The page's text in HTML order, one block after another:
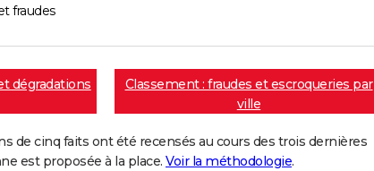
fraudes
dégradations
Classement : fraudes et escroqueries par
ville
de cinq faits ont été recensés au cours des trois dernières
est proposée à la place. Voir la méthodologie.